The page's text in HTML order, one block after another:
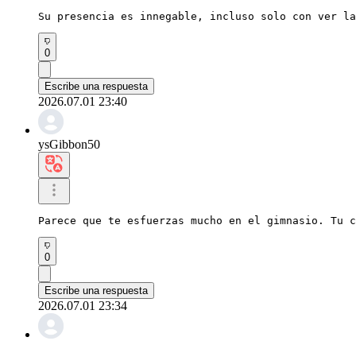
Su presencia es innegable, incluso solo con ver
0
Escribe una respuesta
2026.07.01 23:40
ysGibbon50
Parece que te esfuerzas mucho en el gimnasio. Tu
0
Escribe una respuesta
2026.07.01 23:34